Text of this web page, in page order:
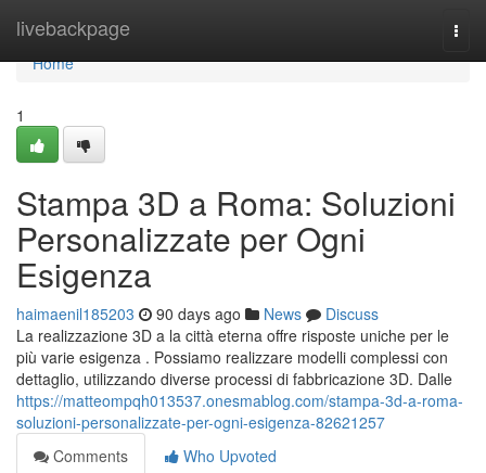
livebackpage
Home
Home
1
Stampa 3D a Roma: Soluzioni
Personalizzate per Ogni
Esigenza
haimaenil185203 90 days ago News
Discuss
La realizzazione 3D a la città eterna offre risposte uniche per le
più varie esigenza . Possiamo realizzare modelli complessi con
dettaglio, utilizzando diverse processi di fabbricazione 3D. Dalle
https://matteompqh013537.onesmablog.com/stampa-3d-a-roma-
soluzioni-personalizzate-per-ogni-esigenza-82621257
Comments
Who Upvoted